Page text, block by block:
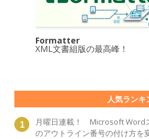
Formatter
XML文書組版の最高峰！
人気ランキ
月曜日連載！ Microsoft Word
のアウトライン番号の付け方を